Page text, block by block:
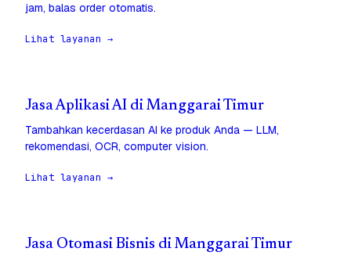
jam, balas order otomatis.
Lihat layanan →
Jasa Aplikasi AI di Manggarai Timur
Tambahkan kecerdasan AI ke produk Anda — LLM,
rekomendasi, OCR, computer vision.
Lihat layanan →
Jasa Otomasi Bisnis di Manggarai Timur